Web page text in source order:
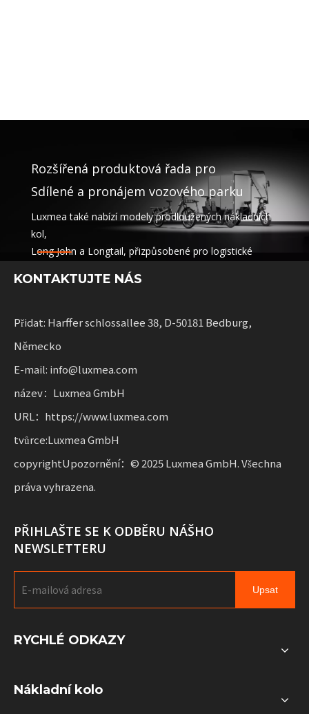
Rozšířená produktová řada pro
Sdílené a pronájem vozového parku
Luxmea také nabízí modely prodloužených nákladních
kol,
Long John a Longtail, přizpůsobené pro logistické
sdílení služeb a pronájem vozových parků. Tato řešení
s flexibilitou pro podniky rozšiřující udržitelnou mobilitu.
KONTAKTUJTE NÁS
Přidat: Harffer schlossallee 38, D-50181 Bedburg,
Německo
E-mail: info@luxmea.com
název：Luxmea GmbH
URL：https://www.luxmea.com
tvůrce:Luxmea GmbH
copyrightUpozornění：© 2025 Luxmea GmbH. Všechna
práva vyhrazena.
PŘIHLAŠTE SE K ODBĚRU NÁŠHO
NEWSLETTERU
Upsat
RYCHLÉ ODKAZY
Nákladní kolo